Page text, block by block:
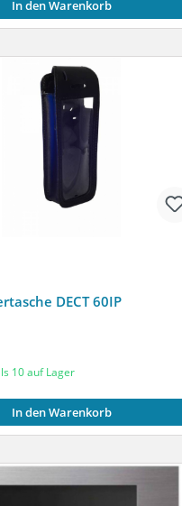
In den Warenkorb
DECT 60IP
10 auf Lager
In den Warenkorb